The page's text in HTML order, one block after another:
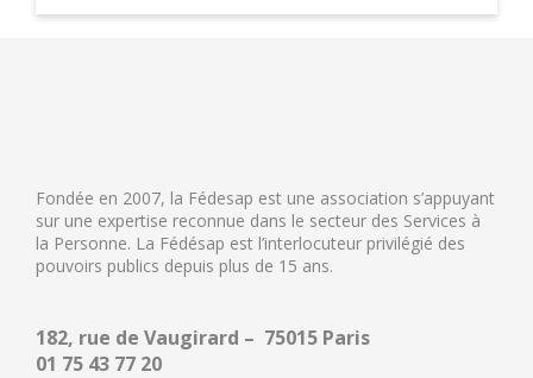
Fondée en 2007, la Fédesap est une association s’appuyant
sur une expertise reconnue dans le secteur des Services à
la Personne. La Fédésap est l’interlocuteur privilégié des
pouvoirs publics depuis plus de 15 ans.
182, rue de Vaugirard – 75015 Paris
01 75 43 77 20